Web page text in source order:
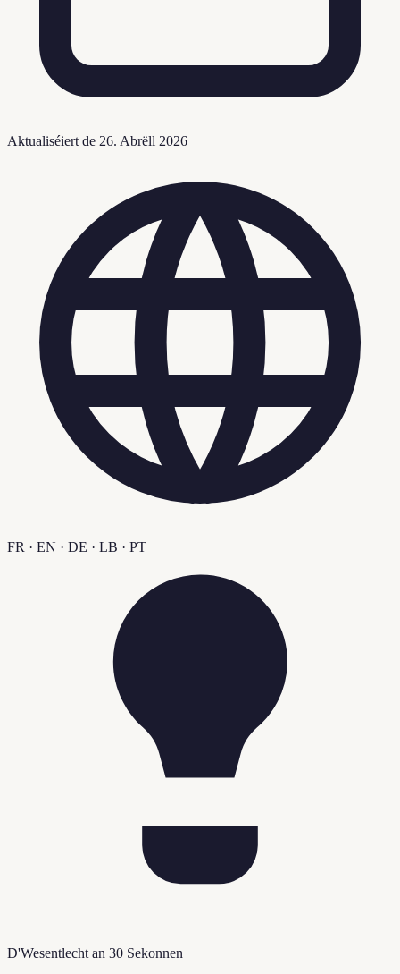
Aktualiséiert de 26. Abrëll 2026
FR · EN · DE · LB · PT
D'Wesentlecht an 30 Sekonnen